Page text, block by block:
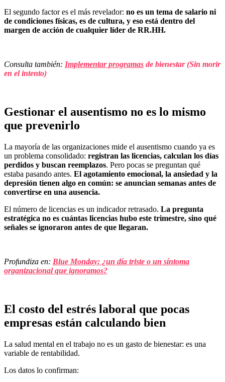
El segundo factor es el más revelador: no es un tema de salario ni
de condiciones físicas, es de cultura, y eso está dentro del
margen de acción de cualquier líder de RR.HH.
Consulta también: Implementar programas de bienestar (Sin morir
en el intento)
Gestionar el ausentismo no es lo mismo
que prevenirlo
La mayoría de las organizaciones mide el ausentismo cuando ya es
un problema consolidado: registran las licencias, calculan los días
perdidos y buscan reemplazos. Pero pocas se preguntan qué
estaba pasando antes. El agotamiento emocional, la ansiedad y la
depresión tienen algo en común: se anuncian semanas antes de
convertirse en una ausencia.
El número de licencias es un indicador retrasado. La pregunta
estratégica no es cuántas licencias hubo este trimestre, sino qué
señales se ignoraron antes de que llegaran.
Profundiza en: Blue Monday: ¿un día triste o un síntoma
organizacional que ignoramos?
El costo del estrés laboral que pocas
empresas están calculando bien
La salud mental en el trabajo no es un gasto de bienestar: es una
variable de rentabilidad.
Los datos lo confirman: